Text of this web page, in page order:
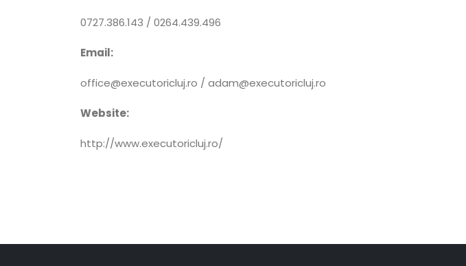
0727.386.143 / 0264.439.496
Email:
office@executoricluj.ro / adam@executoricluj.ro
Website:
http://www.executoricluj.ro/